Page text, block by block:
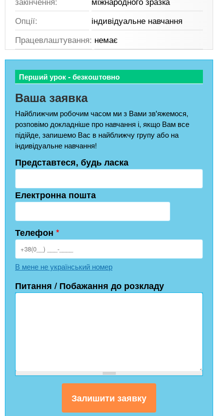
Опції:
індивідуальне навчання
Працевлаштування: немає
Перший урок - безкоштовно
Ваша заявка
Найближчим робочим часом ми з Вами зв'яжемося,
розповімо докладніше про навчання і, якщо Вам все
підійде, запишемо Вас в найближчу групу або на
індивідуальне навчання!
Представтеся, будь ласка
Електронна пошта
Телефон *
В мене не український номер
Питання / Побажання до розкладу